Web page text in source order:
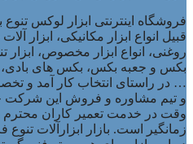
فروشگاه اینترنتی ابزار لوکس تنوع
قبیل انواع ابزار مکانیکی، ابزار
روغنی، انواع ابزار مخصوص، ابزار
بکس و جعبه بکس، بکس های
… در راستای انتخاب کار آمد و
و تیم مشاوره و فروش این شرکت
وقت در خدمت تعمیر کاران محترم
زمانگیر است. بازار ابزارآلات تنوع